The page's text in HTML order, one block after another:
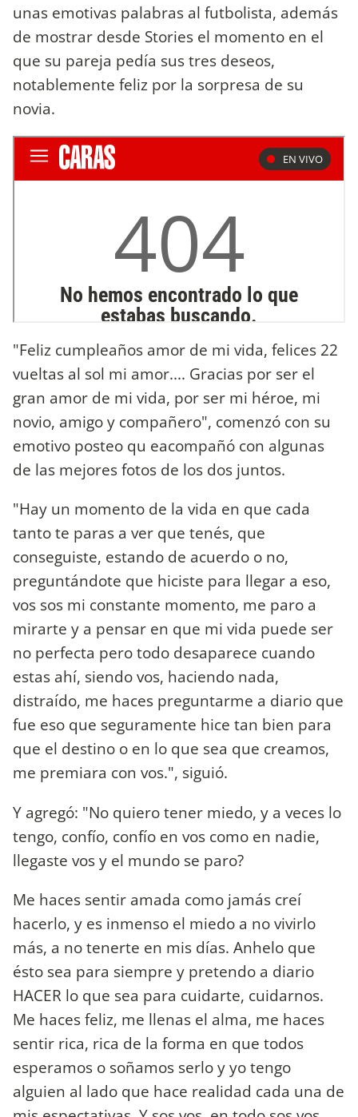
unas emotivas palabras al futbolista, además
de mostrar desde Stories el momento en el
que su pareja pedía sus tres deseos,
notablemente feliz por la sorpresa de su
novia.
"Feliz cumpleaños amor de mi vida, felices 22
vueltas al sol mi amor.... Gracias por ser el
gran amor de mi vida, por ser mi héroe, mi
novio, amigo y compañero", comenzó con su
emotivo posteo qu eacompañó con algunas
de las mejores fotos de los dos juntos.
"Hay un momento de la vida en que cada
tanto te paras a ver que tenés, que
conseguiste, estando de acuerdo o no,
preguntándote que hiciste para llegar a eso,
vos sos mi constante momento, me paro a
mirarte y a pensar en que mi vida puede ser
no perfecta pero todo desaparece cuando
estas ahí, siendo vos, haciendo nada,
distraído, me haces preguntarme a diario que
fue eso que seguramente hice tan bien para
que el destino o en lo que sea que creamos,
me premiara con vos.", siguió.
Y agregó: "No quiero tener miedo, y a veces lo
tengo, confío, confío en vos como en nadie,
llegaste vos y el mundo se paro?
Me haces sentir amada como jamás creí
hacerlo, y es inmenso el miedo a no vivirlo
más, a no tenerte en mis días. Anhelo que
ésto sea para siempre y pretendo a diario
HACER lo que sea para cuidarte, cuidarnos.
Me haces feliz, me llenas el alma, me haces
sentir rica, rica de la forma en que todos
esperamos o soñamos serlo y yo tengo
alguien al lado que hace realidad cada una de